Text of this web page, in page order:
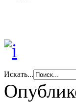
Искать...